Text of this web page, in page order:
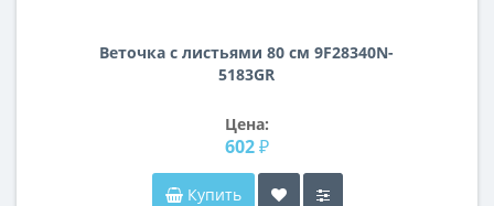
Веточка с листьями 80 см 9F28340N-
5183GR
Цена:
602 ₽
Купить